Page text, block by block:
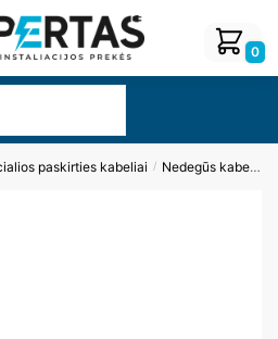
0
paskirties kabeliai / Nedegūs kabeliai